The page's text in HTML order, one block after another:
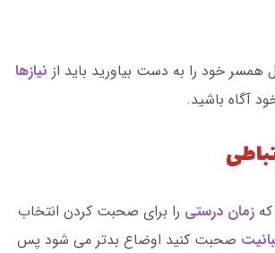
همسر خود را به دست بیاورید باید از نیازها
آگاه باشید.
زمان درستی را برای صحبت کردن انتخاب
صحبت کنید اوضاع بدتر می شود پس